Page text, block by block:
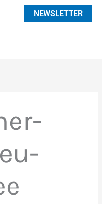
NEWSLETTER